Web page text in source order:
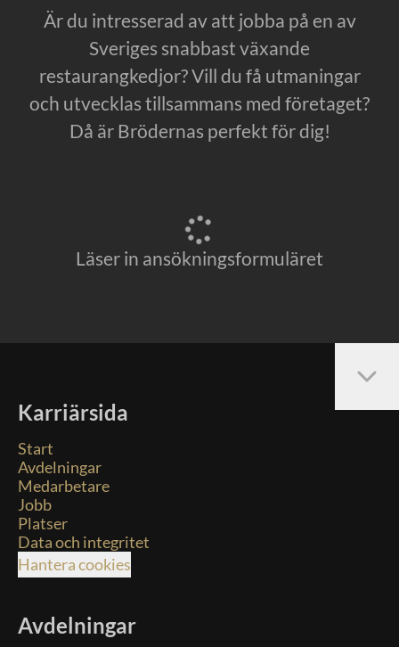
Är du intresserad av att jobba på en av
Sveriges snabbast växande
restaurangkedjor? Vill du få utmaningar
och utvecklas tillsammans med företaget?
Då är Brödernas perfekt för dig!
Läser in ansökningsformuläret
Karriärsida
Start
Avdelningar
Medarbetare
Jobb
Platser
Data och integritet
Hantera cookies
Avdelningar